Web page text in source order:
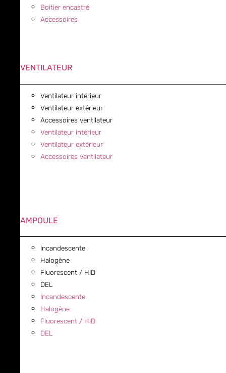
Boitier encastré
Accessoires
VENTILATEUR
Ventilateur intérieur
Ventilateur extérieur
Accessoires ventilateur
Ventilateur intérieur
Ventilateur extérieur
Accessoires ventilateur
AMPOULE
Incandescente
Halogène
Fluorescent / HID
DEL
Incandescente
Halogène
Fluorescent / HID
DEL